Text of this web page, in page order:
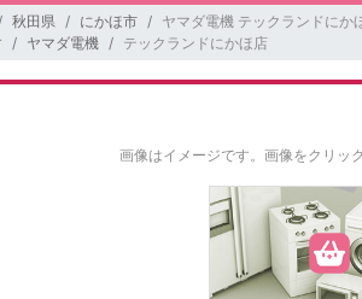
秋田県 にかほ市
ヤマダ電機 テックランドにか
ヤマダ電機 テックランドにかほ店
画像はイメージです。 画像をクリッ